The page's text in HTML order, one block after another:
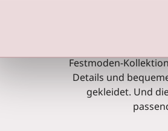
Sie sind ein
Festmoden-
Details und
gekleidet. Und